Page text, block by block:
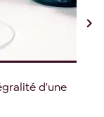

d'une